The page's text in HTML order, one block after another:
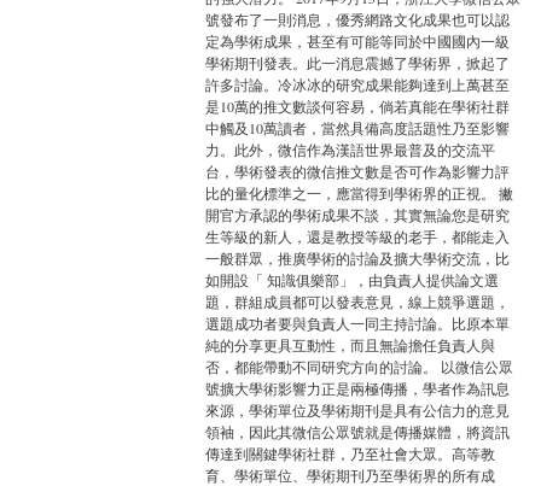
號發布了一則消息，優秀網路文化成果也可以認
定為學術成果，甚至有可能等同於中國國內一級
學術期刊發表。此一消息震撼了學術界，掀起了
許多討論。冷冰冰的研究成果能夠達到上萬甚至
是10萬的推文數談何容易，倘若真能在學術社群
中觸及10萬讀者，當然具備高度話題性乃至影響
力。此外，微信作為漢語世界最普及的交流平
台，學術發表的微信推文數是否可作為影響力評
比的量化標準之一，應當得到學術界的正視。 撇
開官方承認的學術成果不談，其實無論您是研究
生等級的新人，還是教授等級的老手，都能走入
一般群眾，推廣學術的討論及擴大學術交流，比
如開設「 知識俱樂部」，由負責人提供論文選
題，群組成員都可以發表意見，線上競爭選題，
選題成功者要與負責人一同主持討論。比原本單
純的分享更具互動性，而且無論擔任負責人與
否，都能帶動不同研究方向的討論。 以微信公眾
號擴大學術影響力正是兩極傳播，學者作為訊息
來源，學術單位及學術期刊是具有公信力的意見
領袖，因此其微信公眾號就是傳播媒體，將資訊
傳達到關鍵學術社群，乃至社會大眾。高等教
育、學術單位、學術期刊乃至學術界的所有成